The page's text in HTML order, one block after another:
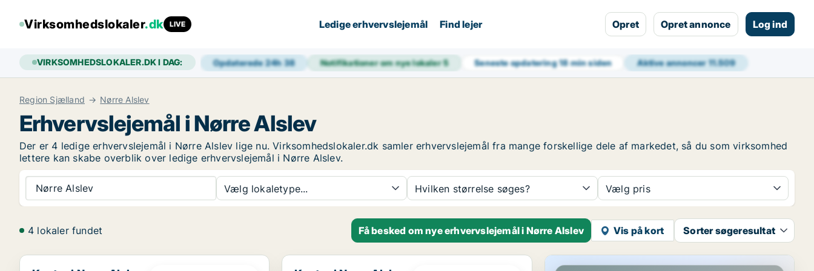
Virksomhedslokaler.dk LIVE Ledige erhvervslejemål Find lejer Opret Opret annonce Log ind
VIRKSOMHEDSLOKALER.DK I DAG: Opdaterede 24h38 Notifikationer om nye lokaler5 Seneste opdatering18 min siden Aktive annoncer 11.509
Region Sjælland Nørre Alslev
Erhvervslejemål i Nørre Alslev
Der er 4 ledige erhvervslejemål i Nørre Alslev lige nu. Virksomhedslokaler.dk samler erhvervslejemål fra mange forskellige dele af markedet, så du som virksomhed
lettere kan skabe overblik over ledige erhvervslejemål i Nørre Alslev.
Nørre Alslev Vælg lokaletype... Hvilken størrelse søges? Vælg pris
4 lokaler fundet Få besked om nye erhvervslejemål i Nørre Alslev Vis på kort Sorter søgeresultat
Kontor i Nørre Alslev Kontor i Nørre Alslev Lager i Nørre Alslev